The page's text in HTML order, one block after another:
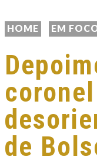
HOME EM
de